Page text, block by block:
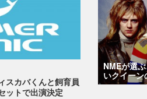
スカバくんと飼育員
ットで出演決定
NMEが選
いクイー